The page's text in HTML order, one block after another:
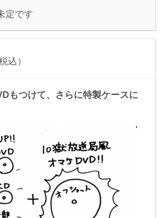
定です
込）
もつけて、さらに特製ケースに